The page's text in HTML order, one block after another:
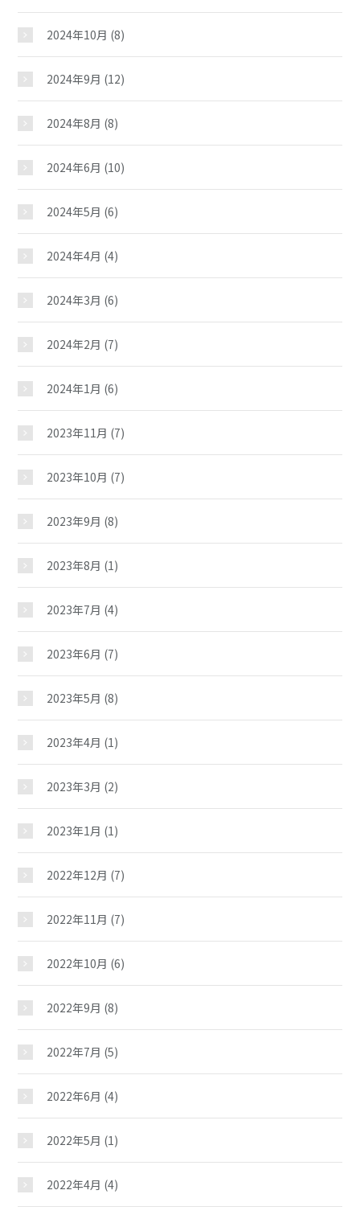
押野児童館
おしらせ
じどうかんだより
スケジュール
施設紹介
ギャラリー
教室紹介
夢ステーション
児童クラブ
2024年10月 (8)
2024年9月 (12)
2024年8月 (8)
2024年6月 (10)
2024年5月 (6)
2024年4月 (4)
2024年3月 (6)
2024年2月 (7)
2024年1月 (6)
2023年11月 (7)
2023年10月 (7)
2023年9月 (8)
2023年8月 (1)
2023年7月 (4)
2023年6月 (7)
2023年5月 (8)
2023年4月 (1)
2023年3月 (2)
2023年1月 (1)
2022年12月 (7)
2022年11月 (7)
2022年10月 (6)
2022年9月 (8)
2022年7月 (5)
2022年6月 (4)
2022年5月 (1)
2022年4月 (4)